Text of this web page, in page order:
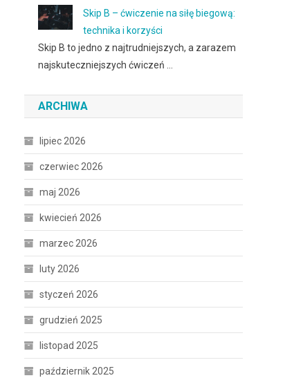
Skip B – ćwiczenie na siłę biegową:
technika i korzyści
Skip B to jedno z najtrudniejszych, a zarazem
najskuteczniejszych ćwiczeń …
ARCHIWA
lipiec 2026
czerwiec 2026
maj 2026
kwiecień 2026
marzec 2026
luty 2026
styczeń 2026
grudzień 2025
listopad 2025
październik 2025